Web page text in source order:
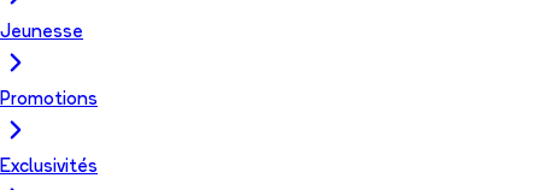
Jeunesse
Promotions
Exclusivités